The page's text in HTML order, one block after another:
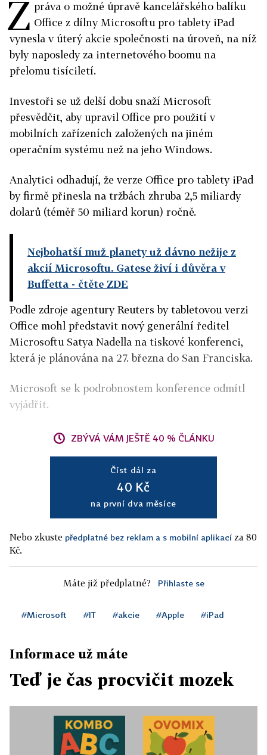
Z práva o možné úpravě kancelářského balíku
Office z dílny Microsoftu pro tablety iPad
vynesla v úterý akcie společnosti na úroveň, na níž
byly naposledy za internetového boomu na
přelomu tisíciletí.
Investoři se už delší dobu snaží Microsoft
přesvědčit, aby upravil Office pro použití v
mobilních zařízeních založených na jiném
operačním systému než na jeho Windows.
Analytici odhadují, že verze Office pro tablety iPad
by firmě přinesla na tržbách zhruba 2,5 miliardy
dolarů (téměř 50 miliard korun) ročně.
Nejbohatší muž planety už dávno nežije z
akcií Microsoftu. Gatese živí i důvěra v
Buffetta - čtěte ZDE
Podle zdroje agentury Reuters by tabletovou verzi
Office mohl představit nový generální ředitel
Microsoftu Satya Nadella na tiskové konferenci,
která je plánována na 27. března do San Franciska.
Microsoft se k podrobnostem konference odmítl
vyjádřit.
ZBÝVÁ VÁM JEŠTĚ 40 % ČLÁNKU
Číst dál za
40 Kč
na první dva měsíce
Nebo zkuste předplatné bez reklam a s mobilní aplikací za 80
Kč.
Máte již předplatné? Přihlaste se
#Microsoft #IT #akcie #Apple #iPad
Informace už máte
Teď je čas procvičit mozek